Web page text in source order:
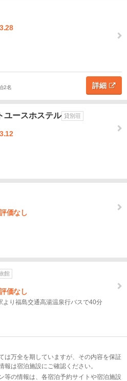
3.28
2名 詳細
ユースホステル 貸別荘
3.12
評価なし
館
評価なし
より福島交通高湯温泉行バスで40分
は万全を期していますが、その内容を保証
は宿泊施設にご確認ください。
等の情報は、各宿泊予約サイトや宿泊施設